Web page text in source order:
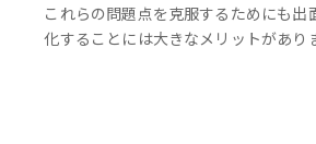
これらの問題点を克服するためにも出
化することには大きなメリットがあり